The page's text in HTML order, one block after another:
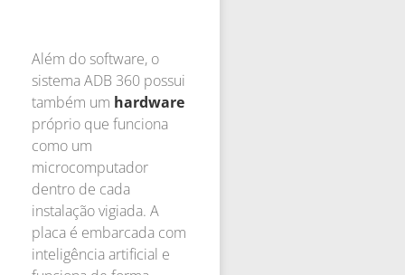
Além do software, o
sistema ADB 360 possui
também um hardware
próprio que funciona
como um
microcomputador
dentro de cada
instalação vigiada. A
placa é embarcada com
inteligência artificial e